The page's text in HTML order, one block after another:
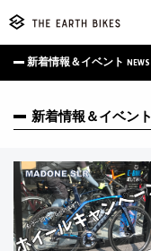
新着情報＆イベント
新着情報＆イベント